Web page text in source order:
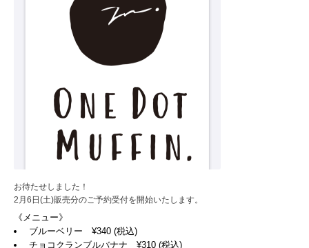
お待たせしました！
2月6日(土)販売分のご予約受付を開始いたします。
《メニュー》
ブルーベリー ¥340 (税込)
チョコクランブルバナナ ¥310 (税込)